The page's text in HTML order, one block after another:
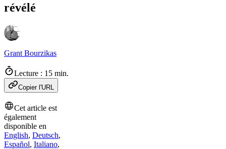
révélé
Grant Bourzikas
Lecture : 15 min.
Copier l'URL
Cet article est
également
disponible en
English, Deutsch,
Español, Italiano,